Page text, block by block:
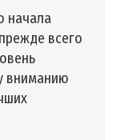
начала
всего
вниманию